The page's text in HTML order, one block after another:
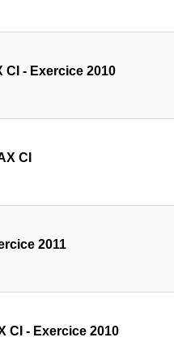
- Exercice 2010
CI
2011
CI - Exercice 2010